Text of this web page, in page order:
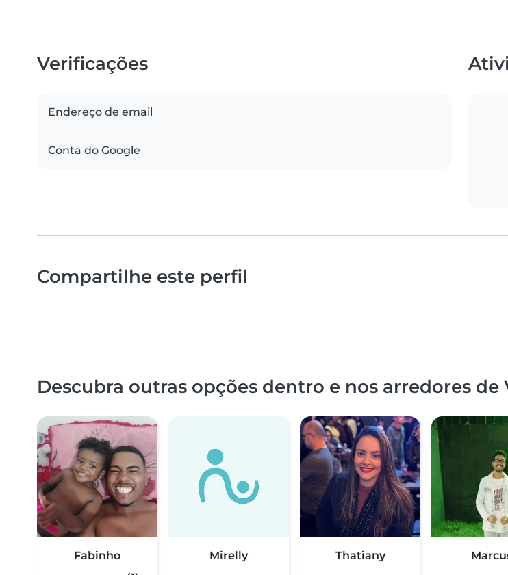
Verificações
Endereço de email
Conta do Google
Compartilhe este perfil
Descubra outras opções dentro e nos arredores de
Fabinho
Mirelly Thatiany